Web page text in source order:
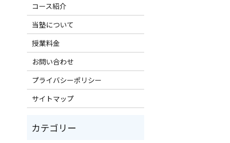
コース紹介
当塾について
授業料金
お問い合わせ
プライバシーポリシー
サイトマップ